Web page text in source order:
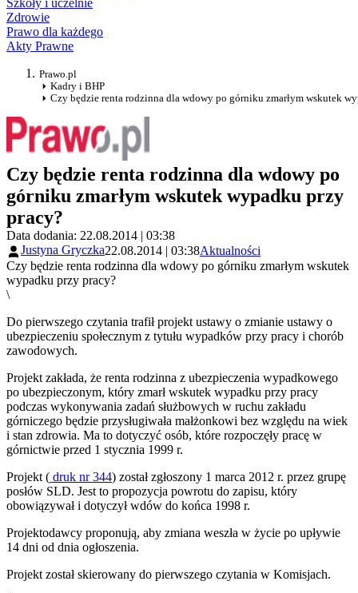
Szkoły i uczelnie
Zdrowie
Prawo dla każdego
Akty Prawne
Prawo.pl
Kadry i BHP
Czy będzie renta rodzinna dla wdowy po górniku zmarłym wskutek
Czy będzie renta rodzinna dla wdowy po
górniku zmarłym wskutek wypadku przy
pracy?
Data dodania: 22.08.2014 | 03:38
Justyna Gryczka22.08.2014 | 03:38Aktualności
Czy będzie renta rodzinna dla wdowy po górniku zmarłym wskutek
wypadku przy pracy?
\
Do pierwszego czytania trafił projekt ustawy o zmianie ustawy o
ubezpieczeniu społecznym z tytułu wypadków przy pracy i chorób
zawodowych.
Projekt zakłada, że renta rodzinna z ubezpieczenia wypadkowego
po ubezpieczonym, który zmarł wskutek wypadku przy pracy
podczas wykonywania zadań służbowych w ruchu zakładu
górniczego będzie przysługiwała małżonkowi bez względu na wiek
i stan zdrowia. Ma to dotyczyć osób, które rozpoczęły pracę w
górnictwie przed 1 stycznia 1999 r.
Projekt ( druk nr 344) został zgłoszony 1 marca 2012 r. przez grupę
posłów SLD. Jest to propozycja powrotu do zapisu, który
obowiązywał i dotyczył wdów do końca 1998 r.
Projektodawcy proponują, aby zmiana weszła w życie po upływie
14 dni od dnia ogłoszenia.
Projekt został skierowany do pierwszego czytania w Komisjach.